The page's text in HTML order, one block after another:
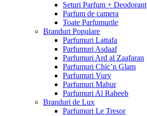
Seturi Parfum + Deodorant
Parfum de camera
Toate Parfumurile
Branduri Populare
Parfumuri Lattafa
Parfumuri Asdaaf
Parfumuri Ard al Zaafaran
Parfumuri Chic’n Glam
Parfumuri Vurv
Parfumuri Mahur
Parfumuri Al Raheeb
Branduri de Lux
Parfumuri Le Tresor